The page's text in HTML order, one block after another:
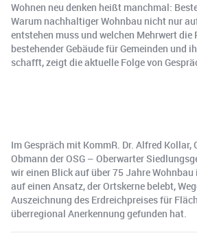
Wohnen neu denken heißt manchmal:
Warum nachhaltiger Wohnbau nicht nur
entstehen muss und welchen Mehrwert die
bestehender Gebäude für Gemeinden und
schafft, zeigt die aktuelle Folge von
Im Gespräch mit KommR. Dr. Alfred Kollar,
Obmann der OSG – Oberwarter
wir einen Blick auf über 75 Jahre
auf einen Ansatz, der Ortskerne belebt,
Auszeichnung des Erdreichpreises für
überregional Anerkennung gefunden hat.